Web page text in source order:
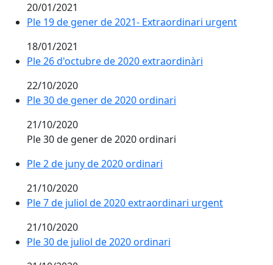
20/01/2021
Ple 19 de gener de 2021- Extraordinari urgent
18/01/2021
Ple 26 d'octubre de 2020 extraordinàri
22/10/2020
Ple 30 de gener de 2020 ordinari
21/10/2020
Ple 30 de gener de 2020 ordinari
Ple 2 de juny de 2020 ordinari
21/10/2020
Ple 7 de juliol de 2020 extraordinari urgent
21/10/2020
Ple 30 de juliol de 2020 ordinari